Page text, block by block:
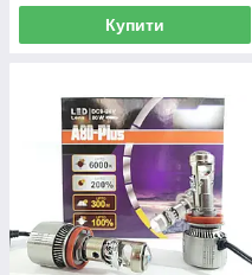
Купити